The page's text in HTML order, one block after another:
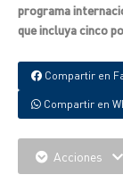
programa
que incluya cinco
Compartir en
Compartir en
Acciones